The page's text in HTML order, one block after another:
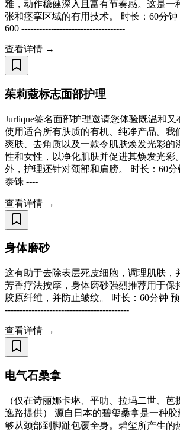
雅，动作稳健深入且富有节奏感。这是一
张和痉挛区域的有用技术。 时长：60分
600 -----------------------------------
查看详情 →
茱莉蔻标志面部护理
Jurlique签名面部护理邀请您体验既温和又
使用适合所有肤质的有机、纯净产品。我
爽肤、去角质以及一款令肌肤焕发光彩的
性和女性，以净化肌肤并促进其焕发光彩
外，护理还针对颈部和肩膀。 时长：60分
泰铢 ----
查看详情 →
身体磨砂
这有助于去除表层死皮细胞，调理肌肤，
芳香疗法按摩，身体磨砂强烈推荐用于保
胶原纤维，并防止皱纹。 时长：60分钟
------------------------------------------
查看详情 →
电气石桑拿
（仅在诗丽娜卡琳、平叻、拉玛二世、
逸路提供） 源自日本的碧玺桑拿是一种
够从颈部到脚趾包覆全身。碧玺所产生的